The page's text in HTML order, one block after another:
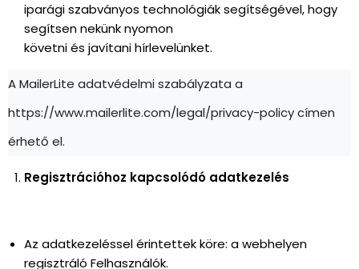
iparági szabványos technológiák segítségével, hogy
segítsen nekünk nyomon
követni és javítani hírlevelünket.
A MailerLite adatvédelmi szabályzata a
https://www.mailerlite.com/legal/privacy-policy címen
érhető el.
Regisztrációhoz kapcsolódó adatkezelés
Az adatkezeléssel érintettek köre: a webhelyen
regisztráló Felhasználók.